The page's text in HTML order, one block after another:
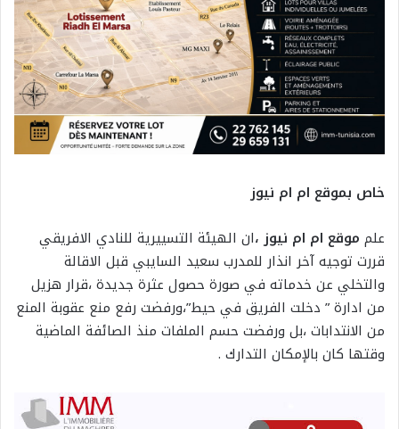
خاص بموقع ام ام نيوز
علم موقع ام ام نيوز ،ان الهيئة التسييرية للنادي الافريقي
قررت توجيه آخر انذار للمدرب سعيد السايبي قبل الاقالة
والتخلي عن خدماته في صورة حصول عثرة جديدة ،قرار هزيل
من ادارة ” دخلت الفريق في حيط”،ورفضت رفع منع عقوبة المنع
من الانتدابات ،بل ورفضت حسم الملفات منذ الصائفة الماضية
وقتها كان بالإمكان التدارك .